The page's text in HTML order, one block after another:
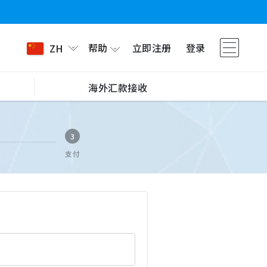
ZH 帮助 立即注册 登录
海外汇款接收
3
支付